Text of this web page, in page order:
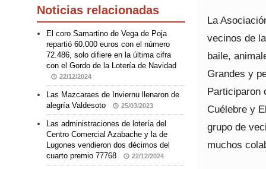
La
vecinos de
baile,
Grandes y
Participaron
Cuélebre y
grupo de
muchos
Noticias relacionadas
El coro Samartino de Vega de Poja
repartió 60.000 euros con el número
72.486, solo difiere en la última cifra
con el Gordo de la Lotería de Navidad
22/12/2024
Las Mazcaraes de Inviernu llenaron de
alegría Valdesoto
25/03/2023
Las administraciones de lotería del
Centro Comercial Azabache y la de
Lugones vendieron dos décimos del
cuarto premio 77768
22/12/2024